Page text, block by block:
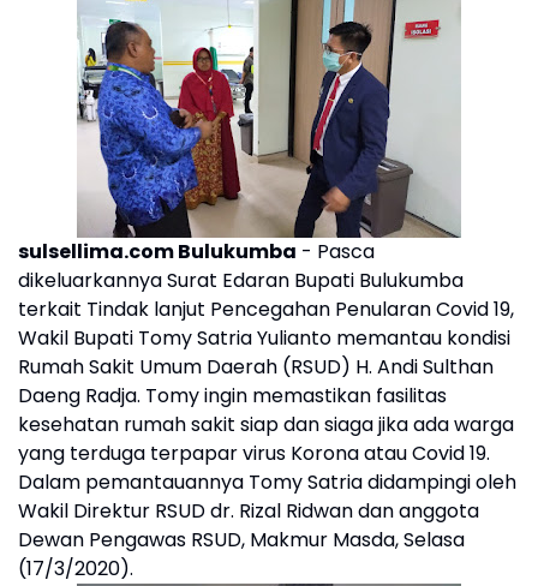
sulsellima.com Bulukumba - Pasca
dikeluarkannya Surat Edaran Bupati Bulukumba
terkait Tindak lanjut Pencegahan Penularan Covid 19,
Wakil Bupati Tomy Satria Yulianto memantau kondisi
Rumah Sakit Umum Daerah (RSUD) H. Andi Sulthan
Daeng Radja. Tomy ingin memastikan fasilitas
kesehatan rumah sakit siap dan siaga jika ada warga
yang terduga terpapar virus Korona atau Covid 19.
Dalam pemantauannya Tomy Satria didampingi oleh
Wakil Direktur RSUD dr. Rizal Ridwan dan anggota
Dewan Pengawas RSUD, Makmur Masda, Selasa
(17/3/2020).